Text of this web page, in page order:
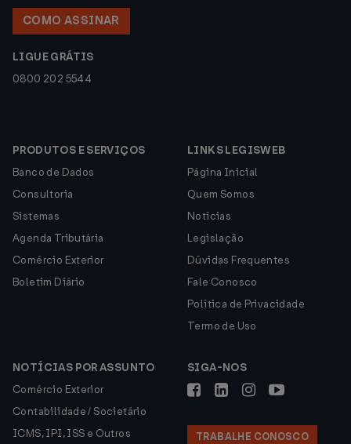
COMO ASSINAR
LIGUE GRÁTIS
0800 202 5544
PRODUTOS E SERVIÇOS
Banco de Dados
Consultoria
Sistemas
Agenda Tributária
Comércio Exterior
Boletim Diário
LINKS LEGISWEB
Página Inicial
Quem Somos
Notícias
Legislação
Dúvidas Frequentes
Fale Conosco
Política de Privacidade
Termo de Uso
NOTÍCIAS POR ASSUNTO
Comércio Exterior
Contabilidade / Societário
ICMS, IPI, ISS e Outros
SIGA-NOS
TRABALHE CONOSCO